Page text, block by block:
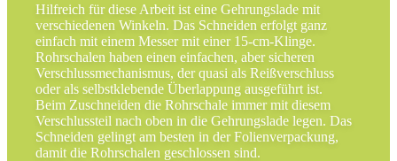
Hilfreich für diese Arbeit ist eine Gehrungslade mit
verschiedenen Winkeln. Das Schneiden erfolgt ganz
einfach mit einem Messer mit einer 15-cm-Klinge.
Rohrschalen haben einen einfachen, aber sicheren
Verschlussmechanismus, der quasi als Reißverschluss
oder als selbstklebende Überlappung ausgeführt ist.
Beim Zuschneiden die Rohrschale immer mit diesem
Verschlussteil nach oben in die Gehrungslade legen. Das
Schneiden gelingt am besten in der Folienverpackung,
damit die Rohrschalen geschlossen sind.